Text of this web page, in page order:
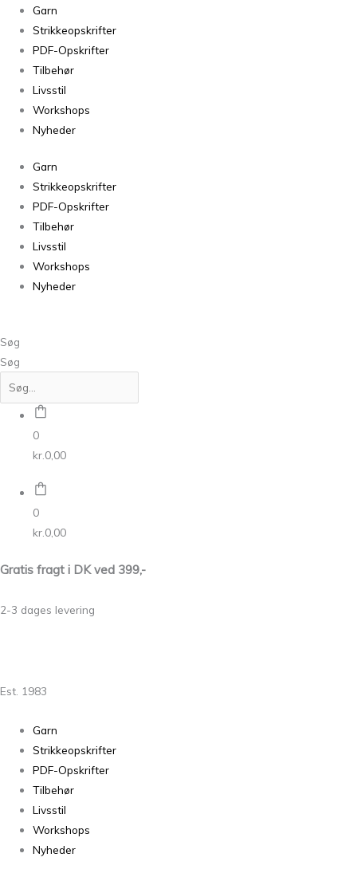
Garn
Strikkeopskrifter
PDF-Opskrifter
Tilbehør
Livsstil
Workshops
Nyheder
Garn
Strikkeopskrifter
PDF-Opskrifter
Tilbehør
Livsstil
Workshops
Nyheder
Søg
Søg
0
kr. 0,00
0
kr. 0,00
Gratis fragt i DK ved 399,-
2-3 dages levering
Est. 1983
Garn
Strikkeopskrifter
PDF-Opskrifter
Tilbehør
Livsstil
Workshops
Nyheder
Petiteknit
Double
Sunday
Night
5591
antal